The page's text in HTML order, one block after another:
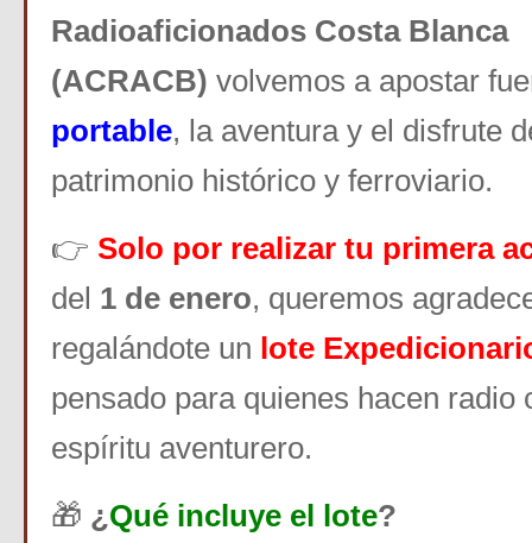
Radioaficionados Costa Blanca
(ACRACB) volvemos a apostar
portable, la aventura y el disfrute
patrimonio histórico y ferroviario.
👉 Solo por realizar tu primera
del 1 de enero, queremos
regalándote un lote
pensado para quienes hacen radio
espíritu aventurero.
🎁 ¿Qué incluye el lote?